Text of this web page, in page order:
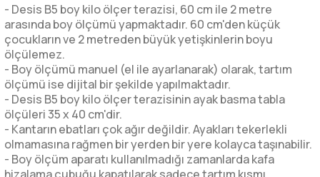
- Desis B5 boy kilo ölçer terazisi, 60 cm ile 2 metre
arasında boy ölçümü yapmaktadır. 60 cm'den küçük
çocukların ve 2 metreden büyük yetişkinlerin boyu
ölçülemez.
- Boy ölçümü manuel (el ile ayarlanarak) olarak, tartım
ölçümü ise dijital bir şekilde yapılmaktadır.
- Desis B5 boy kilo ölçer terazisinin ayak basma tabla
ölçüleri 35 x 40 cm'dir.
- Kantarın ebatları çok ağır değildir. Ayakları tekerlekli
olmamasına rağmen bir yerden bir yere kolayca taşınabilir.
- Boy ölçüm aparatı kullanılmadığı zamanlarda kafa
hizalama çubuğu kapatılarak sadece tartım kısmı